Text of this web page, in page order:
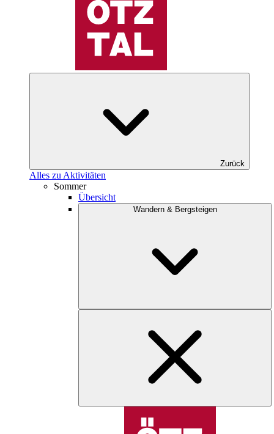
Zurück
Alles zu Aktivitäten
Sommer
Übersicht
Wandern & Bergsteigen